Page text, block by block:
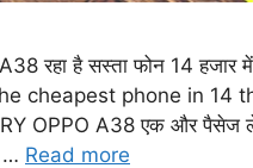
रहा है सस्ता फोन 14
cheapest phone in 14
OPPO A38 एक और पैसेज
… Read more